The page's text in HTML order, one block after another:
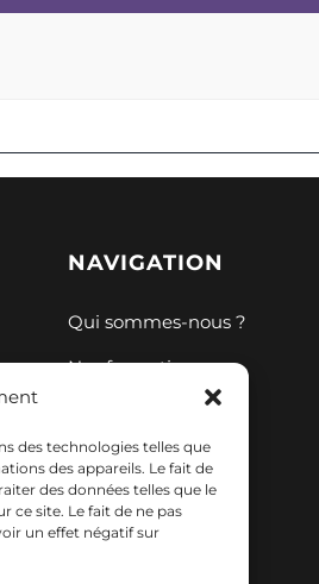
des technologies telles que
des appareils. Le fait de
des données telles que le
ce site. Le fait de ne pas
un effet négatif sur
NAVIGATION
Qui sommes-nous ?
Nos formations
Ressources
Contact